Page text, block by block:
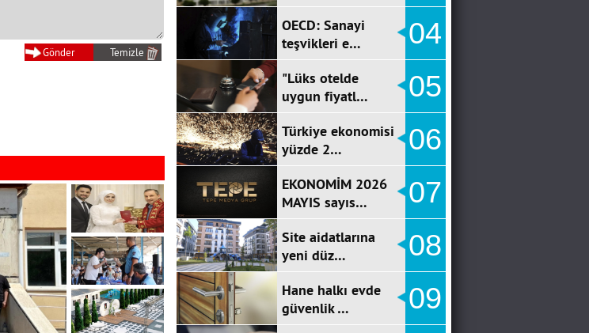
OECD: Sanayi
teşvikleri e…
04
"Lüks otelde
uygun fiyatl…
05
Türkiye ekonomisi
yüzde 2…
06
EKONOMİM 2026
MAYIS sayıs…
07
Site aidatlarına
yeni düz…
08
Hane halkı evde
güvenlik …
09